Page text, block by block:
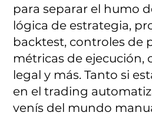
para separar el humo
lógica de estrategia,
backtest, controles de
métricas de ejecución,
legal y más. Tanto si
en el trading
venís del mundo